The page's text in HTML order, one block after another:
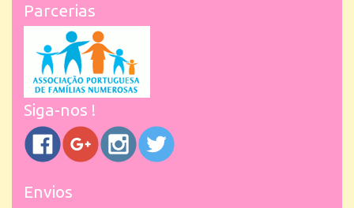
Parcerias
Siga-nos !
Envios